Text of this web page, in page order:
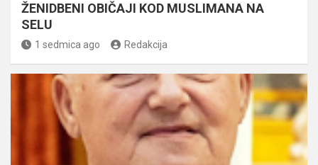
ŽENIDBENI OBIČAJI KOD MUSLIMANA NA
SELU
1 sedmica ago Redakcija